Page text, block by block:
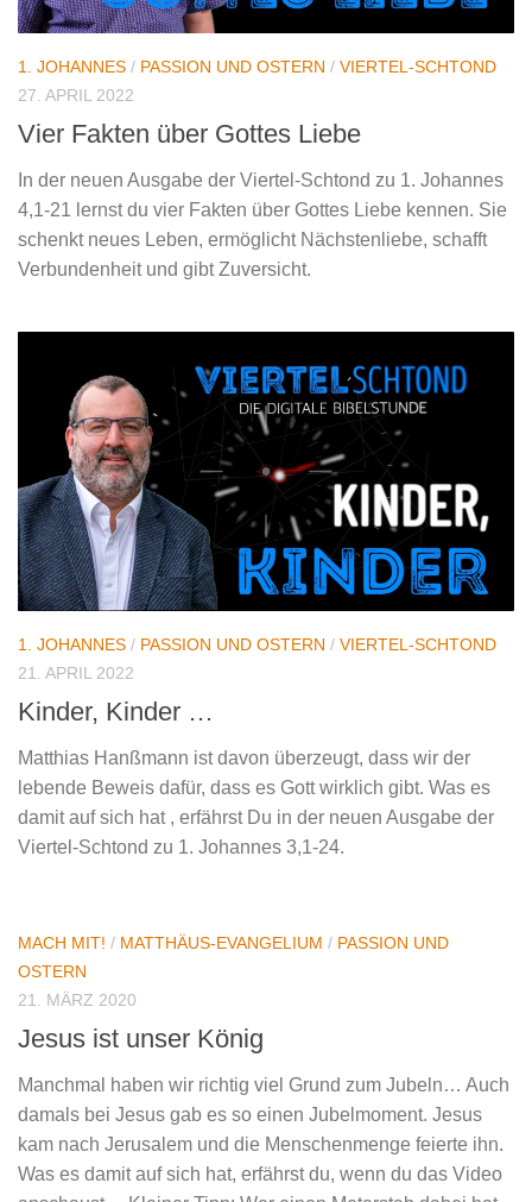
1. JOHANNES / PASSION UND OSTERN / VIERTEL-SCHTOND
27. APRIL 2022
Vier Fakten über Gottes Liebe
In der neuen Ausgabe der Viertel-Schtond zu 1. Johannes
4,1-21 lernst du vier Fakten über Gottes Liebe kennen. Sie
schenkt neues Leben, ermöglicht Nächstenliebe, schafft
Verbundenheit und gibt Zuversicht.
1. JOHANNES / PASSION UND OSTERN / VIERTEL-SCHTOND
21. APRIL 2022
Kinder, Kinder …
Matthias Hanßmann ist davon überzeugt, dass wir der
lebende Beweis dafür, dass es Gott wirklich gibt. Was es
damit auf sich hat , erfährst Du in der neuen Ausgabe der
Viertel-Schtond zu 1. Johannes 3,1-24.
MACH MIT! / MATTHÄUS-EVANGELIUM / PASSION UND
OSTERN
21. MÄRZ 2020
Jesus ist unser König
Manchmal haben wir richtig viel Grund zum Jubeln… Auch
damals bei Jesus gab es so einen Jubelmoment. Jesus
kam nach Jerusalem und die Menschenmenge feierte ihn.
Was es damit auf sich hat, erfährst du, wenn du das Video